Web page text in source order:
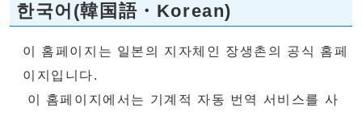
한국어(韓国語・Korean)
이 홈페이지는 일본의 지자체인 장생촌의 공식 홈페
이지입니다.
이 홈페이지에서는 기계적 자동 번역 서비스를 사